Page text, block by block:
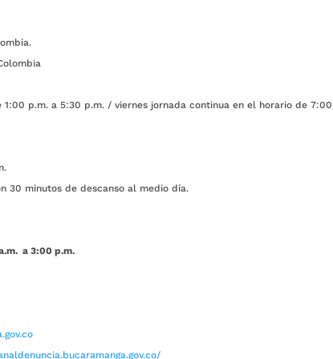
1:00 p.m. a 5:30 p.m. / viernes jornada continua en el horario de
minutos de descanso al medio día.
a 3:00 p.m.